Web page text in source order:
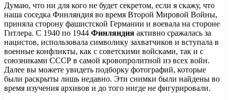
Думаю, что ни для кого не будет секретом, если я скажу, что
наша соседка Финляндия во время Второй Мировой Войны,
приняла сторону фашистской Германии и воевала на стороне
Гитлера. С 1940 по 1944 Финляндия активно сражалась за
нацистов, использовала символику захватчиков и вступала в
военные конфликты, как с советскими войсками, так и с
союзниками СССР в самой кровопролитной из всех войн.
Далее вы можете увидеть подборку фотографий, которые
были раскрыты лишь недавно. Эти снимки были найдены во
время изучения архивов и до того нигде не фигурировали.